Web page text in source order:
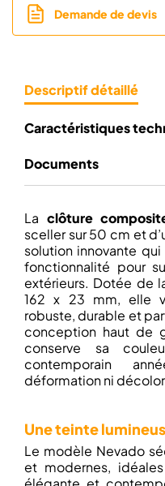
Demande de devis
Descriptif détaillé
Caractéristiques
Documents
La clôture
sceller sur 50 cm et
solution innovante
fonctionnalité pour
extérieurs. Dotée de
162 x 23 mm, elle
robuste, durable et
conception haut de
conserve sa
contemporain
déformation ni
Une teinte
Le modèle Nevado
et modernes,